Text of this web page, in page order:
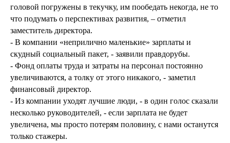
головой погружены в текучку, им пообедать некогда, не то
что подумать о перспективах развития, – отметил
заместитель директора.
- В компании «неприлично маленькие» зарплаты и
скудный социальный пакет, - заявили правдорубы.
- Фонд оплаты труда и затраты на персонал постоянно
увеличиваются, а толку от этого никакого, - заметил
финансовый директор.
- Из компании уходят лучшие люди, - в один голос сказали
несколько руководителей, - если зарплата не будет
увеличена, мы просто потерям половину, с нами останутся
только стажеры.